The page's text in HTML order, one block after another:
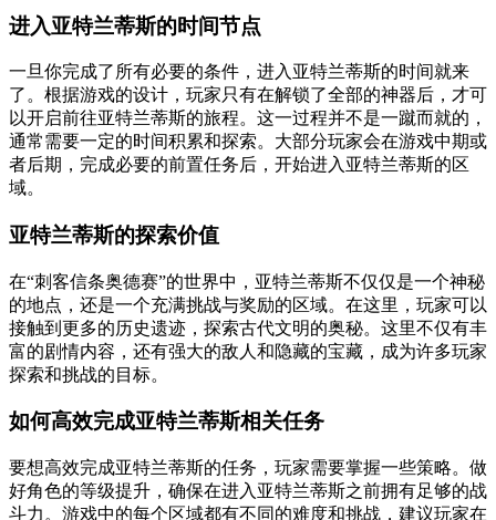
进入亚特兰蒂斯的时间节点
一旦你完成了所有必要的条件，进入亚特兰蒂斯的时间就来
了。根据游戏的设计，玩家只有在解锁了全部的神器后，才可
以开启前往亚特兰蒂斯的旅程。这一过程并不是一蹴而就的，
通常需要一定的时间积累和探索。大部分玩家会在游戏中期或
者后期，完成必要的前置任务后，开始进入亚特兰蒂斯的区
域。
亚特兰蒂斯的探索价值
在“刺客信条奥德赛”的世界中，亚特兰蒂斯不仅仅是一个神秘
的地点，还是一个充满挑战与奖励的区域。在这里，玩家可以
接触到更多的历史遗迹，探索古代文明的奥秘。这里不仅有丰
富的剧情内容，还有强大的敌人和隐藏的宝藏，成为许多玩家
探索和挑战的目标。
如何高效完成亚特兰蒂斯相关任务
要想高效完成亚特兰蒂斯的任务，玩家需要掌握一些策略。做
好角色的等级提升，确保在进入亚特兰蒂斯之前拥有足够的战
斗力。游戏中的每个区域都有不同的难度和挑战，建议玩家在